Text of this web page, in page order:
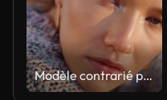
Modèle contrarié posant le rivage dans le portrait à la lumière du soleil. Beau visage de femme à l’extérieur